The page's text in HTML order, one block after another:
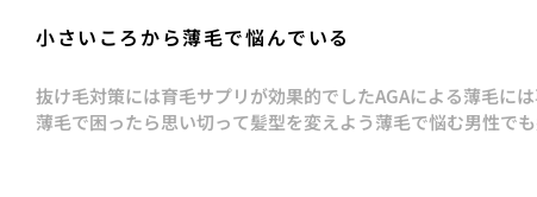
小さいころから薄毛で悩んでいる
抜け毛対策には育毛サプリが効果的でしたAGAによる薄毛に
薄毛で困ったら思い切って髪型を変えよう薄毛で悩む男性で